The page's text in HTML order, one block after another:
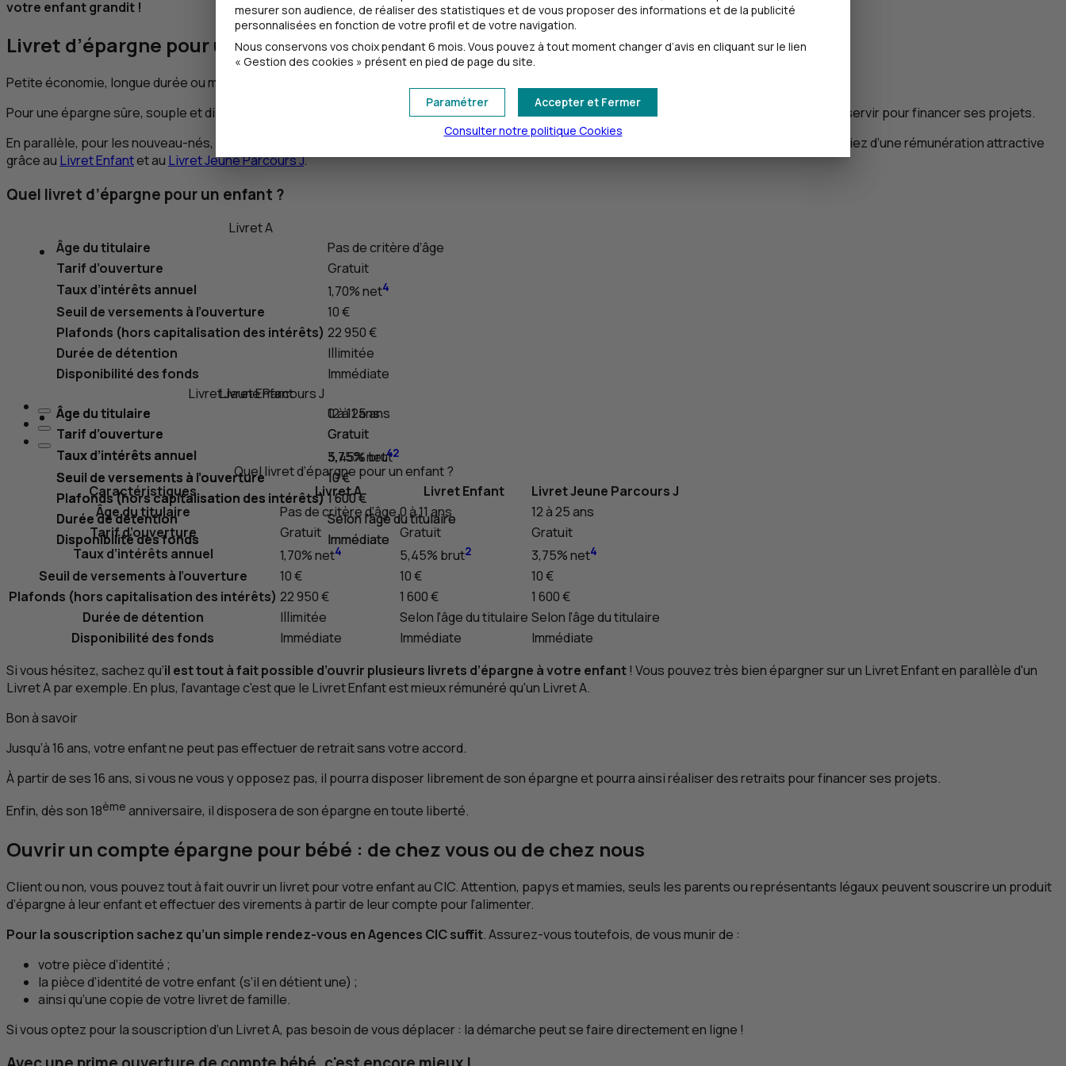
votre enfant grandit !
Livret d’épargne pour un bébé : oui, mais lequel ?
Petite économie, longue durée ou meilleur taux d’intérêt : à chaque objectif (et à chaque âge) son livret !
Pour une épargne sûre, souple et disponible toute sa vie : ouvrez-lui dès la naissance unLivret A. Il pourra économiser
et s’en servir pour financer ses projets.
En parallèle, pour les nouveau-nés, enfants, adolescents et jeunes adultes : mettez
jusqu’à 1 600 €
de côté, hors calcul des intérêts, et bénéficiez d’une rémunération attractive
grâce au Livret Enfantet au Livret Jeune ParcoursJ.
Quel livret d’épargne pour un enfant ?
Livret A
Âge du titulaire
Pas de critère d’âge
Tarif d’ouverture
Gratuit
Taux d’intérêts annuel
1,70% net4
Seuil de versements à l’ouverture
10 €
Plafonds (hors capitalisation des intérêts) 22 950 €
Durée de détention
Illimitée
Disponibilité des fonds
Immédiate
Livret Enfant
Âge du titulaire
0 à 11 ans
Tarif d’ouverture
Gratuit
Taux d’intérêts annuel
5,45% brut2
Seuil de versements à l’ouverture
10 €
Plafonds (hors capitalisation des intérêts)1 600 €
Durée de détention
Selon l’âge du titulaire
Disponibilité des fonds
Immédiate
Livret Jeune ParcoursJ
Âge du titulaire
12 à 25 ans
Tarif d’ouverture
Gratuit
Taux d’intérêts annuel
3,75% net4
Seuil de versements à l’ouverture
10 €
Plafonds (hors capitalisation des intérêts)1 600 €
Durée de détention
Selon l’âge du titulaire
Disponibilité des fonds
Immédiate
Quel livret d’épargne pour un enfant ?
Caractéristiques
Livret A Livret Enfant Livret Jeune ParcoursJ
Âge du titulaire
Pas de critère d’âge0 à 11 ans
12 à 25 ans
Tarif d’ouverture
Gratuit Gratuit
Gratuit
Taux d’intérêts annuel
1,70% net4 5,45% brut2 3,75% net4
Seuil de versements à l’ouverture 10 € 10 €
10 €
Plafonds (hors capitalisation des intérêts) 22 950 € 1 600 €
1 600 €
Durée de détention
Illimitée Selon l’âge du titulaire Selon l’âge du titulaire
Disponibilité des fonds
Immédiate Immédiate
Immédiate
Si vous hésitez, sachez qu’il est tout à fait possible d’ouvrir plusieurs livrets d’épargne à votre enfant! Vous pouvez très bien épargner sur un Livret Enfant en parallèle d'un
Livret A par exemple. En plus, l'avantage c'est que le Livret Enfant est mieux rémunéré qu'un LivretA.
Bon à savoir
Jusqu’à 16 ans, votre enfant ne peut pas effectuer de retrait sans votre accord.
À partir de ses 16 ans, si vous ne vous y opposez pas, il pourra disposer librement de son épargne et pourra ainsi réaliser des retraits pour financer ses projets.
Enfin, dès son 18ème anniversaire, il disposera de son épargne en toute liberté.
Ouvrir un compte épargne pour bébé : de chez vous ou de chez nous
Client ou non, vous pouvez tout à fait ouvrir un livret pour votre enfant auCIC. Attention, papys et mamies, seuls les parents ou représentants légaux peuvent souscrire un produit
d’épargne à leur enfant et effectuer des virements à partir de leur compte pour l’alimenter.
Pour la souscription sachez qu’un simple rendez-vous en Agences CICsuffit. Assurez-vous toutefois, de vous munir de :
votre pièce d’identité ;
la pièce d’identité de votre enfant (s’il en détient une) ;
ainsi qu’une copie de votre livret de famille.
Si vous optez pour la souscription d’un Livret A, pas besoin de vous déplacer : la démarche peut se faire directement en ligne !
mesurer son audience, de réaliser des statistiques et de vous proposer des informations et de la publicité
personnalisées en fonction de votre profil et de votre navigation.
Nous conservons vos choix pendant 6 mois. Vous pouvez à tout moment changer d’avis en cliquant sur le lien
« Gestion des cookies » présent en pied de page du site.
Accepter et Fermer
Paramétrer
Consulter notre politique Cookies